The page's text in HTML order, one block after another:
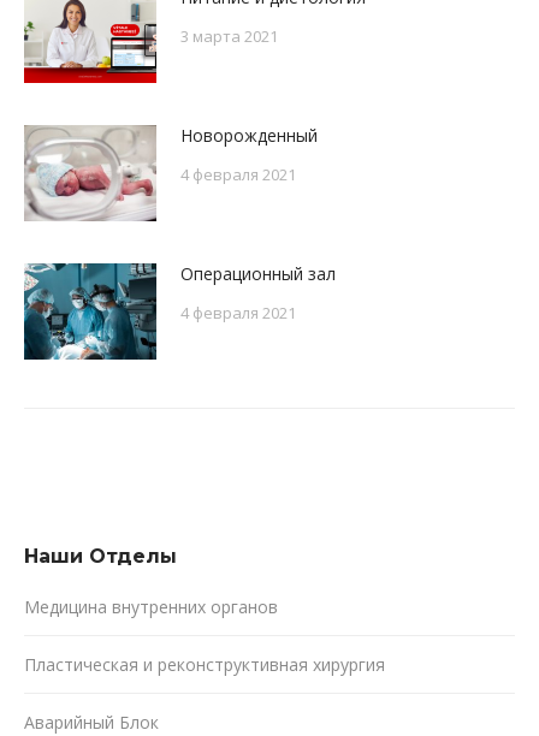
3 марта 2021
Новорожденный
4 февраля 2021
Операционный зал
4 февраля 2021
Наши Oтделы
Медицина внутренних органов
Пластическая и реконструктивная хирургия
Аварийный Блок